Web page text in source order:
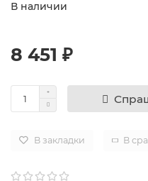
В наличии
8 451 ₽
В закладки В